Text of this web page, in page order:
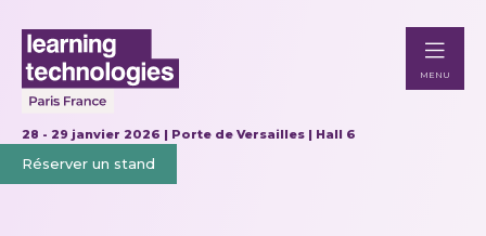
28 - 29 janvier 2026 | Porte de Versailles | Hall 6
Réserver un stand
MENU